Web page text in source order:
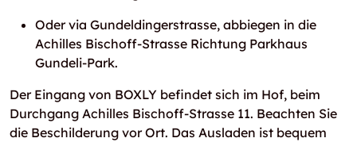
Oder via Gundeldingerstrasse, abbiegen in die
Achilles Bischoff-Strasse Richtung Parkhaus
Gundeli-Park.
Der Eingang von BOXLY befindet sich im Hof, beim
Durchgang Achilles Bischoff-Strasse 11. Beachten Sie
die Beschilderung vor Ort. Das Ausladen ist bequem